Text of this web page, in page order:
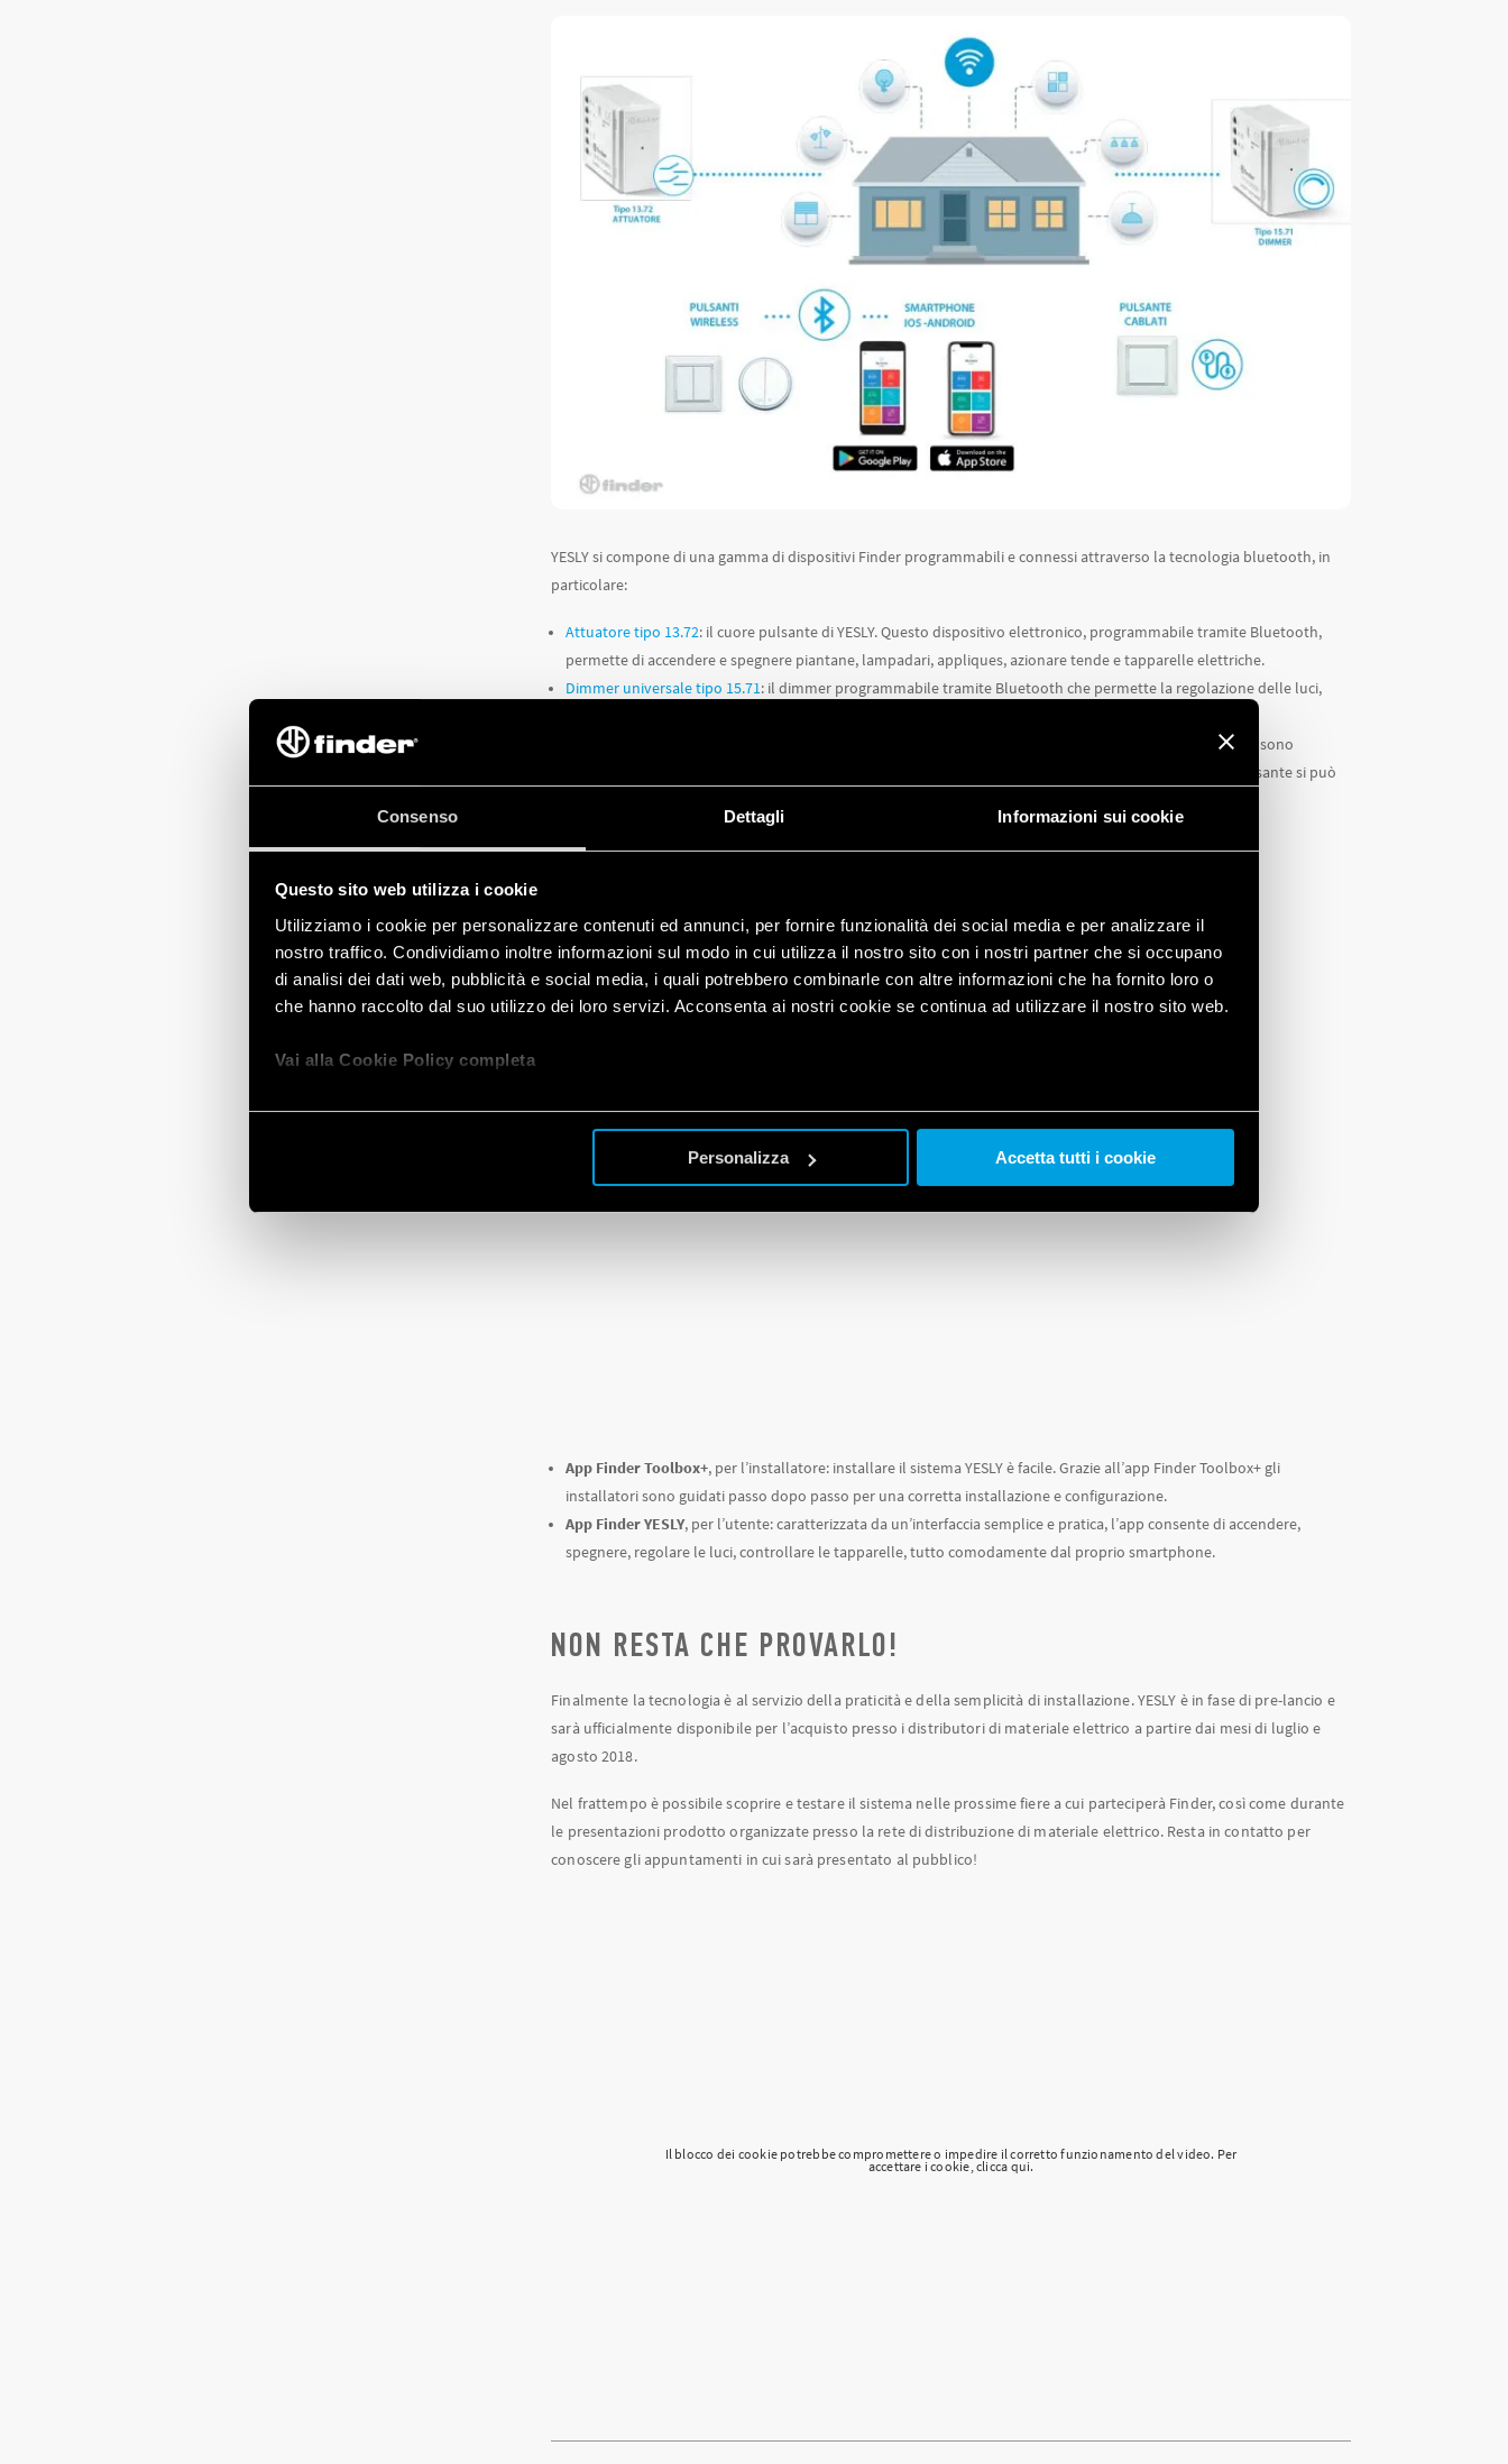
Consenso Dettagli Informazioni sui cookie
Questo sito web utilizza i cookie
Utilizziamo i cookie per personalizzare contenuti ed annunci, per fornire funzionalità dei social media e per analizzare il
nostro traffico. Condividiamo inoltre informazioni sul modo in cui utilizza il nostro sito con i nostri partner che si occupano
di analisi dei dati web, pubblicità e social media, i quali potrebbero combinarle con altre informazioni che ha fornito loro o
che hanno raccolto dal suo utilizzo dei loro servizi. Acconsenta ai nostri cookie se continua ad utilizzare il nostro sito web.
Vai alla Cookie Policy completa
Personalizza Accetta tutti i cookie
YESLY si compone di una gamma di dispositivi Finder programmabili e connessi attraverso la tecnologia bluetooth, in
particolare:
Attuatore tipo 13.72: il cuore pulsante di YESLY. Questo dispositivo elettronico, programmabile tramite Bluetooth,
permette di accendere e spegnere piantane, lampadari, appliques, azionare tende e tapparelle elettriche.
Dimmer universale tipo 15.71: il dimmer programmabile tramite Bluetooth che permette la regolazione delle luci,
: il pulsante wireless di design che non si ricarica mai! Tutti i dispositivi del sistema YESLY sono
comandabili attraverso BEYON e tramite il pulsante è possibile creare gli scenari desiderati. Inoltre il pulsante si può
App Finder Toolbox+, per l’installatore: installare il sistema YESLY è facile. Grazie all’app Finder Toolbox+ gli
installatori sono guidati passo dopo passo per una corretta installazione e configurazione.
App Finder YESLY, per l’utente: caratterizzata da un’interfaccia semplice e pratica, l’app consente di accendere,
spegnere, regolare le luci, controllare le tapparelle, tutto comodamente dal proprio smartphone.
NON RESTA CHE PROVARLO!
Finalmente la tecnologia è al servizio della praticità e della semplicità di installazione. YESLY è in fase di pre-lancio e
sarà ufficialmente disponibile per l’acquisto presso i distributori di materiale elettrico a partire dai mesi di luglio e
agosto 2018.
Nel frattempo è possibile scoprire e testare il sistema nelle prossime fiere a cui parteciperà Finder, così come durante
le presentazioni prodotto organizzate presso la rete di distribuzione di materiale elettrico. Resta in contatto per
conoscere gli appuntamenti in cui sarà presentato al pubblico!
Il blocco dei cookie potrebbe compromettere o impedire il corretto funzionamento del video. Per
accettare i cookie, clicca qui.